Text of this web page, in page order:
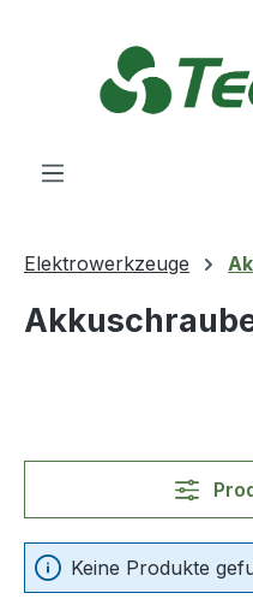
Elektrowerkzeuge
Keine Produkte